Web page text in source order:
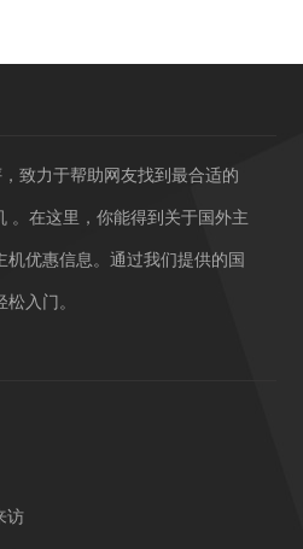
致力于帮助网友找到最合适的
。在这里，你能得到关于国外主
优惠信息。通过我们提供的国
入门。
访